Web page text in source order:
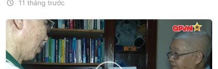
11 tháng trước